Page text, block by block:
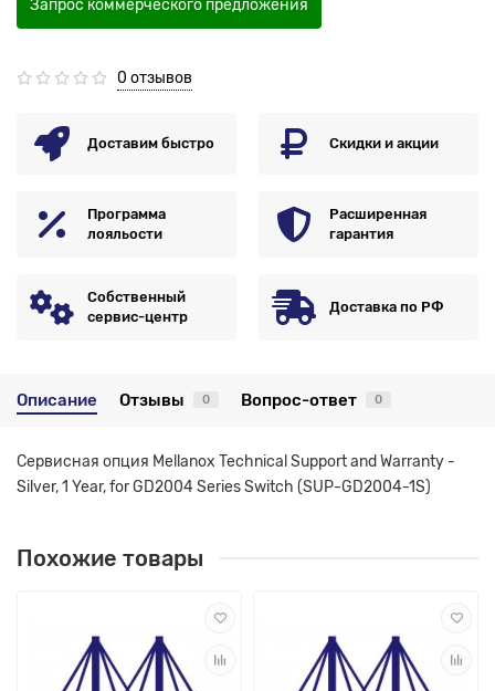
Запрос коммерческого предложения
0 отзывов
Доставим быстро Скидки и акции
Программа
лояльости
Расширенная
гарантия
Собственный
сервис-центр
Доставка по РФ
Описание Отзывы 0 Вопрос-ответ 0
Сервисная опция Mellanox Technical Support and Warranty -
Silver, 1 Year, for GD2004 Series Switch (SUP-GD2004-1S)
Похожие товары